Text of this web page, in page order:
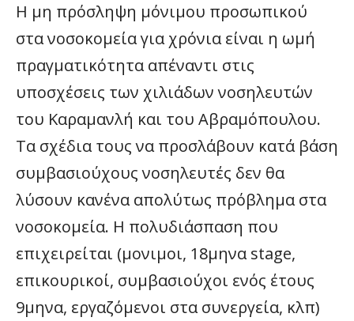
Η μη πρόσληψη μόνιμου προσωπικού
στα νοσοκομεία για χρόνια είναι η ωμή
πραγματικότητα απέναντι στις
υποσχέσεις των χιλιάδων νοσηλευτών
του Καραμανλή και του Αβραμόπουλου.
Τα σχέδια τους να προσλάβουν κατά βάση
συμβασιούχους νοσηλευτές δεν θα
λύσουν κανένα απολύτως πρόβλημα στα
νοσοκομεία. Η πολυδιάσπαση που
επιχειρείται (μονιμοι, 18μηνα stage,
επικουρικοί, συμβασιούχοι ενός έτους 
9μηνα, εργαζόμενοι στα συνεργεία, κλπ)